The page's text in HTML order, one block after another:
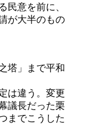
意を前に、
が大半のもの
塔」まで平和
は違う。変更
議長だった栗
までこうした